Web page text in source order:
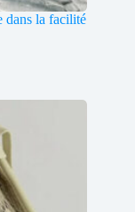
dans la facilité